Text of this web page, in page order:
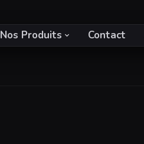
Nos Produits Contact